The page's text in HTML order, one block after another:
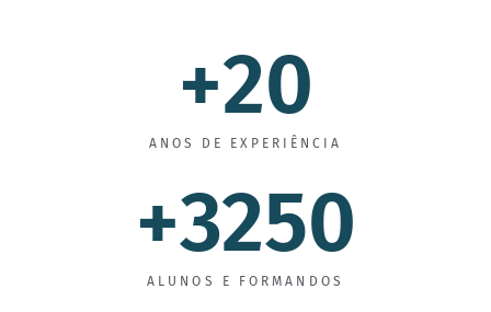
ANOS DE EXPERIÊNCIA
+20
ALUNOS E FORMANDOS
+3250